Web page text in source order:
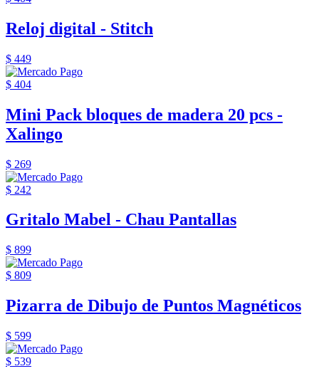
Reloj digital - Stitch
$ 449
$ 404
Mini Pack bloques de madera 20 pcs -
Xalingo
$ 269
$ 242
Gritalo Mabel - Chau Pantallas
$ 899
$ 809
Pizarra de Dibujo de Puntos Magnéticos
$ 599
$ 539